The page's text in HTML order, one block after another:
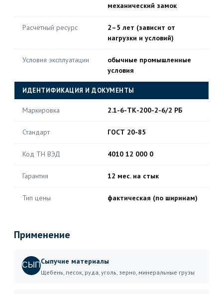
механический замок
Расчётный ресурс
2–5 лет (зависит от
нагрузки и условий)
Условия эксплуатации
обычные промышленные
условия
ИДЕНТИФИКАЦИЯ И ДОКУМЕНТЫ
Маркировка 2.1-6-ТК-200-2-6/2 РБ
Стандарт ГОСТ 20-85
Код ТН ВЭД 4010 12 000 0
Гарантия 12 мес. на стык
Тип цены фактическая (по ширинам)
Применение
СЫПСыпучие материалы
Щебень, песок, руда, уголь, зерно, минеральные грузы